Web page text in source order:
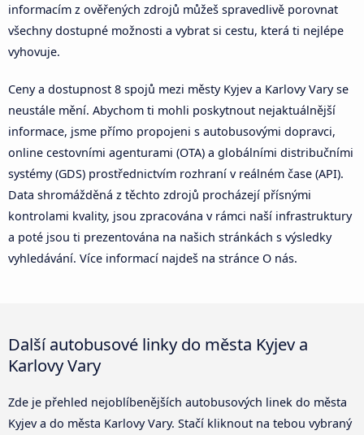
informacím z ověřených zdrojů můžeš spravedlivě porovnat
všechny dostupné možnosti a vybrat si cestu, která ti nejlépe
vyhovuje.
Ceny a dostupnost 8 spojů mezi městy Kyjev a Karlovy Vary se
neustále mění. Abychom ti mohli poskytnout nejaktuálnější
informace, jsme přímo propojeni s autobusovými dopravci,
online cestovními agenturami (OTA) a globálními distribučními
systémy (GDS) prostřednictvím rozhraní v reálném čase (API).
Data shromážděná z těchto zdrojů procházejí přísnými
kontrolami kvality, jsou zpracována v rámci naší infrastruktury
a poté jsou ti prezentována na našich stránkách s výsledky
vyhledávání. Více informací najdeš na stránce O nás.
Další autobusové linky do města Kyjev a
Karlovy Vary
Zde je přehled nejoblíbenějších autobusových linek do města
Kyjev a do města Karlovy Vary. Stačí kliknout na tebou vybraný